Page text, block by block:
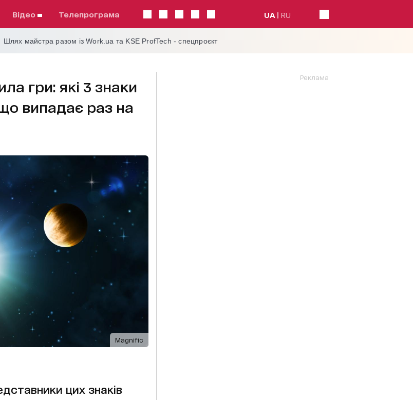
відео телепрограма UA RU
Шлях майстра разом із Work.ua та KSE ProfTech - спецпроєкт
гри: які 3 знаки
випадає раз на
Magnific
цих знаків
Реклама